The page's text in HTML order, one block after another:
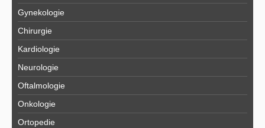
Gynekologie
Chirurgie
Kardiologie
Neurologie
Oftalmologie
Onkologie
Ortopedie